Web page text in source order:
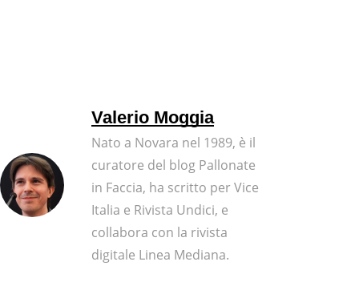
Valerio Moggia
Nato a Novara nel 1989, è il
curatore del blog Pallonate
in Faccia, ha scritto per Vice
Italia e Rivista Undici, e
collabora con la rivista
digitale Linea Mediana.